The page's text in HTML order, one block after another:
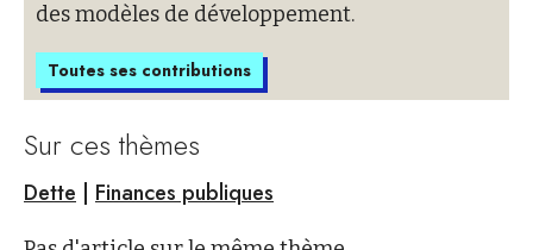
des modèles de développement.
Toutes ses contributions
Sur ces thèmes
Dette | Finances publiques